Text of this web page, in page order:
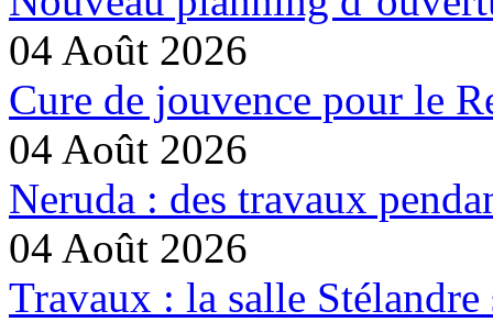
04 Août 2026
Cure de jouvence pour le
04 Août 2026
Neruda : des travaux
04 Août 2026
Travaux : la salle Stélandre